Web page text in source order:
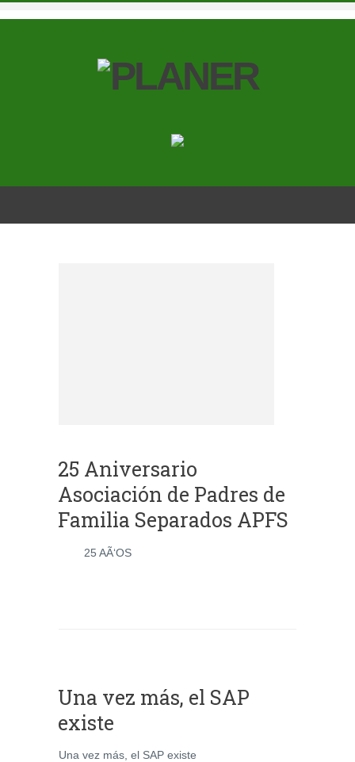
25 Aniversario
Asociación de Padres de
Familia Separados APFS
25 AÃ‘OS
Una vez más, el SAP
existe
Una vez más, el SAP existe